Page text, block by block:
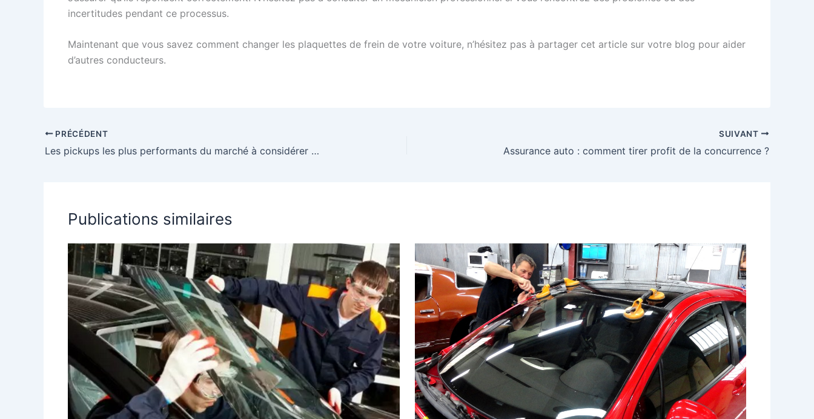
incertitudes pendant ce processus.
Maintenant que vous savez comment changer les plaquettes de frein de votre voiture, n’hésitez pas à partager cet article sur votre blog pour aider
d’autres conducteurs.
PRÉCÉDENT
Les pickups les plus performants du marché à considérer en 2022
SUIVANT
Assurance auto : comment tirer profit de la concurrence ?
Publications similaires